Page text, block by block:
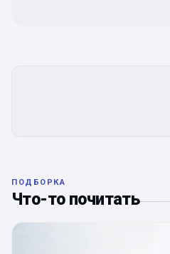
ПОДБОРКА
Что-то почитать